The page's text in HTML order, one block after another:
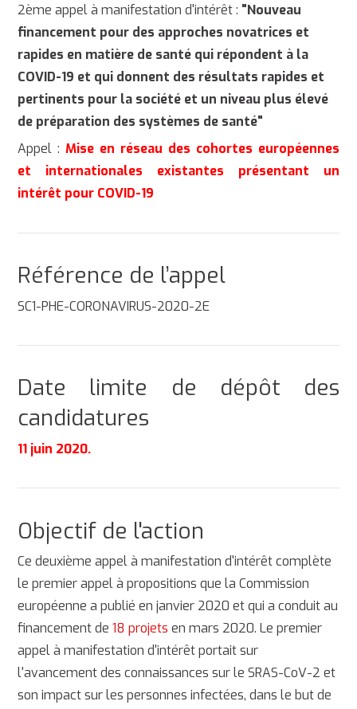
2ème appel à manifestation d'intérêt : "Nouveau
financement pour des approches novatrices et
rapides en matière de santé qui répondent à la
COVID-19 et qui donnent des résultats rapides et
pertinents pour la société et un niveau plus élevé
de préparation des systèmes de santé"
Appel :Mise en réseau des cohortes européennes
et internationales existantes présentant un
intérêt pour COVID-19
Référence de l’appel
SC1-PHE-CORONAVIRUS-2020-2E
Date limite de dépôt des
candidatures
11 juin 2020.
Objectif de l'action
Ce deuxième appel à manifestation d'intérêt complète
le premier appel à propositions que la Commission
européenne a publié en janvier 2020 et qui a conduit au
financement de18 projets en mars 2020. Le premier
appel à manifestation d'intérêt portait sur
l'avancement des connaissances sur le SRAS-CoV-2 et
son impact sur les personnes infectées, dans le but de